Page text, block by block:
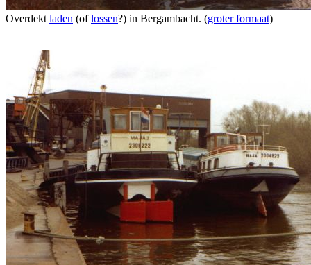
Overdekt laden (oflossen?) in Bergambacht. (groter formaat)